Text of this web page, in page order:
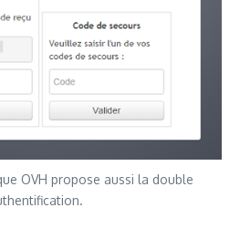
OVH propose aussi la double